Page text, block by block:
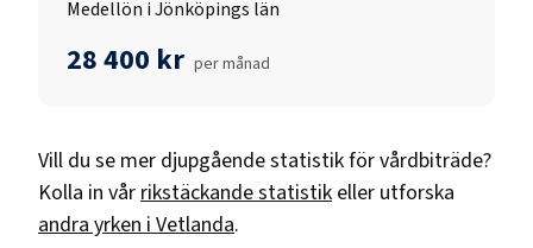
Medellön i Jönköpings län
28 400 kr per månad
Vill du se mer djupgående statistik förvårdbiträde?
Kolla in vår rikstäckande statistik eller utforska
andra yrken i Vetlanda.